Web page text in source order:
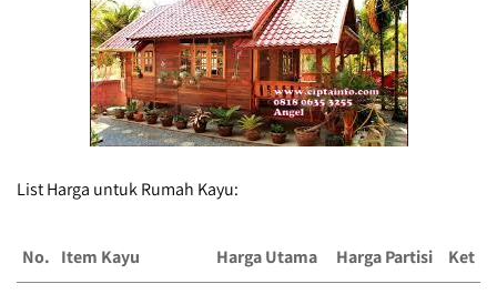
List Harga untuk Rumah Kayu:
No. Item Kayu Harga Utama Harga Partisi Ket